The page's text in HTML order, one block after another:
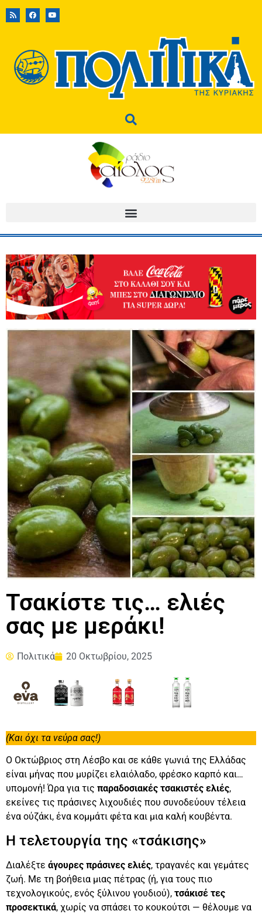
Τσακίστε τις… ελιές
σας με μεράκι!
Πολιτικά 20 Οκτωβρίου, 2025
(Και όχι τα νεύρα σας!)
Ο Οκτώβριος στη Λέσβο και σε κάθε γωνιά της Ελλάδας
είναι μήνας που μυρίζει ελαιόλαδο, φρέσκο καρπό και…
υπομονή! Ώρα για τις παραδοσιακές τσακιστές ελιές,
εκείνες τις πράσινες λιχουδιές που συνοδεύουν τέλεια
ένα ούζάκι, ένα κομμάτι φέτα και μια καλή κουβέντα.
Η τελετουργία της «τσάκισης»
Διαλέξτε άγουρες πράσινες ελιές, τραγανές και γεμάτες
ζωή. Με τη βοήθεια μιας πέτρας (ή, για τους πιο
τεχνολογικούς, ενός ξύλινου γουδιού), τσάκισέ τες
προσεκτικά, χωρίς να σπάσει το κουκούτσι — θέλουμε να